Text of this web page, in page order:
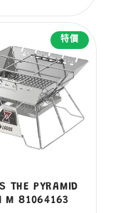
特價
THE PYRAMID
M 81064163